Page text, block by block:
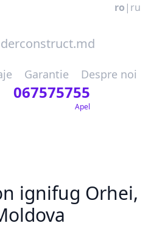
ro | ru
Garantie
Despre noi
067575755
Apel
ignifug Orhei,